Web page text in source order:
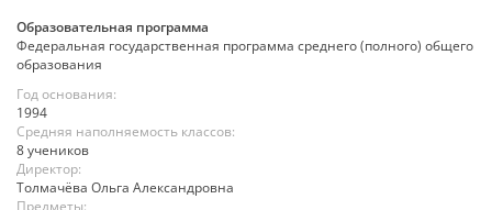
Образовательная программа
Федеральная государственная программа среднего (полного) общего
образования
Год основания:
1994
Средняя наполняемость классов:
8 учеников
Директор:
Толмачёва Ольга Александровна
Предметы: